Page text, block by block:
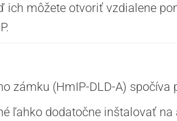
ich môžete otvoriť vzdialene
zámku (HmIP-DLD-A)
ľahko dodatočne inštalovať